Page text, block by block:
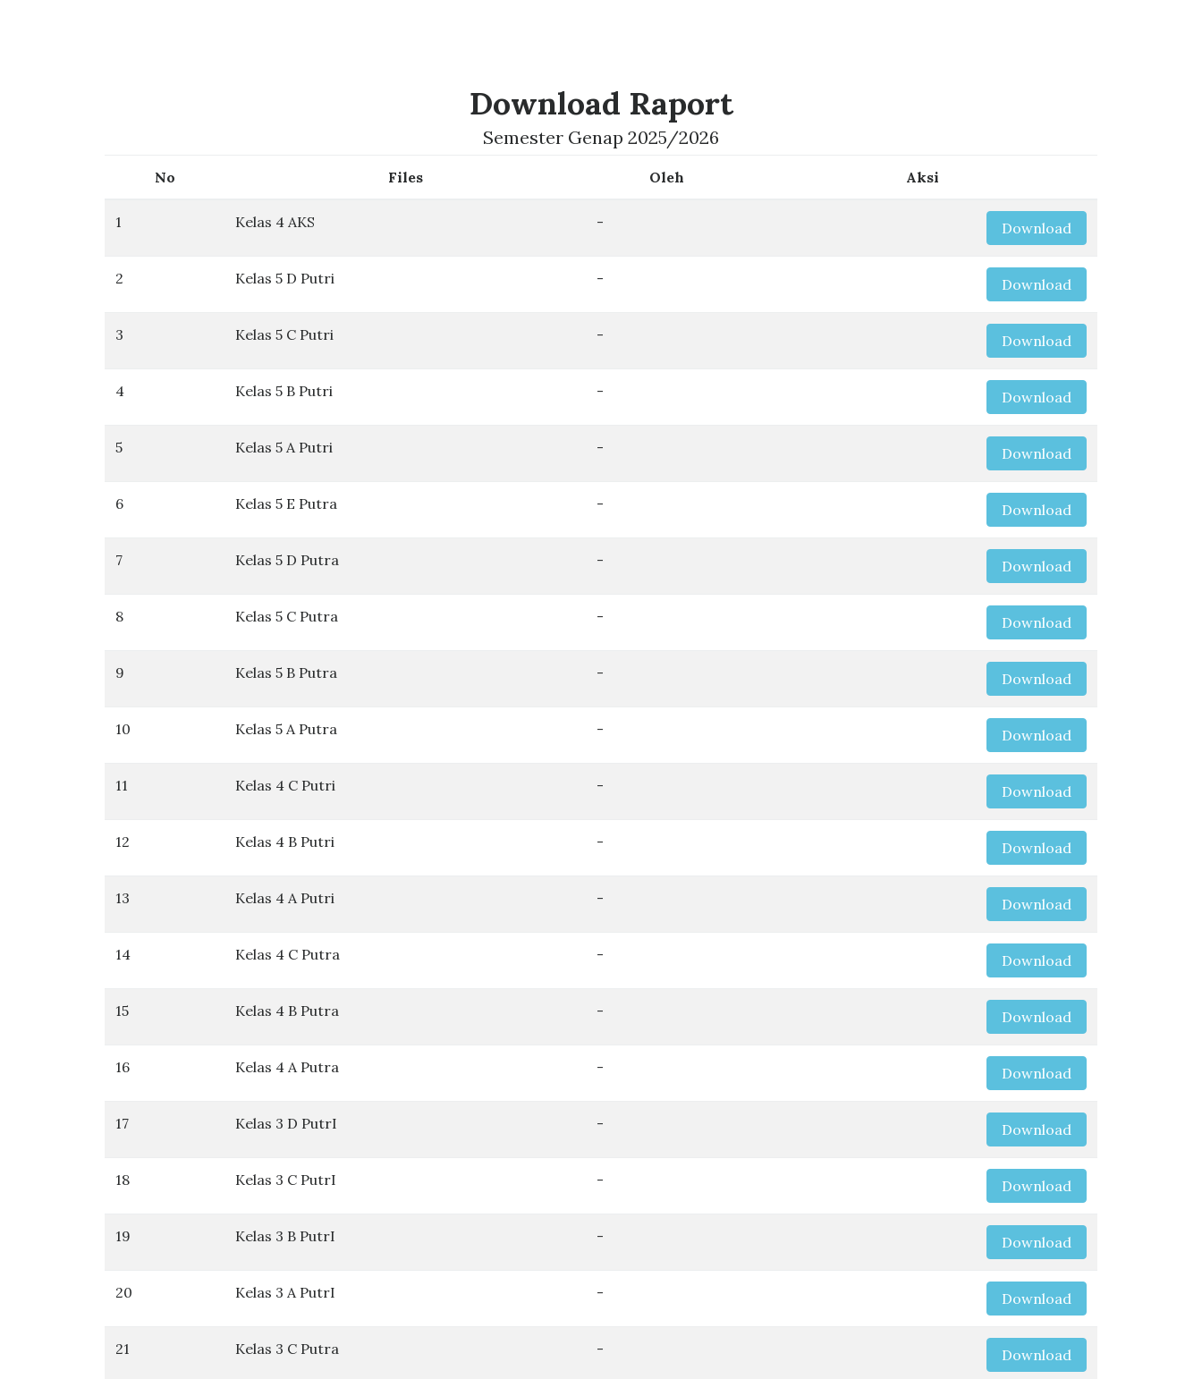
Download Raport
Semester Genap 2025/2026
No Files Oleh Aksi
1 Kelas 4 AKS - Download
2 Kelas 5 D Putri - Download
3 Kelas 5 C Putri - Download
4 Kelas 5 B Putri - Download
5 Kelas 5 A Putri - Download
6 Kelas 5 E Putra - Download
7 Kelas 5 D Putra - Download
8 Kelas 5 C Putra - Download
9 Kelas 5 B Putra - Download
10 Kelas 5 A Putra - Download
11 Kelas 4 C Putri - Download
12 Kelas 4 B Putri - Download
13 Kelas 4 A Putri - Download
14 Kelas 4 C Putra - Download
15 Kelas 4 B Putra - Download
16 Kelas 4 A Putra - Download
17 Kelas 3 D PutrI - Download
18 Kelas 3 C PutrI - Download
19 Kelas 3 B PutrI - Download
20 Kelas 3 A PutrI - Download
21 Kelas 3 C Putra - Download